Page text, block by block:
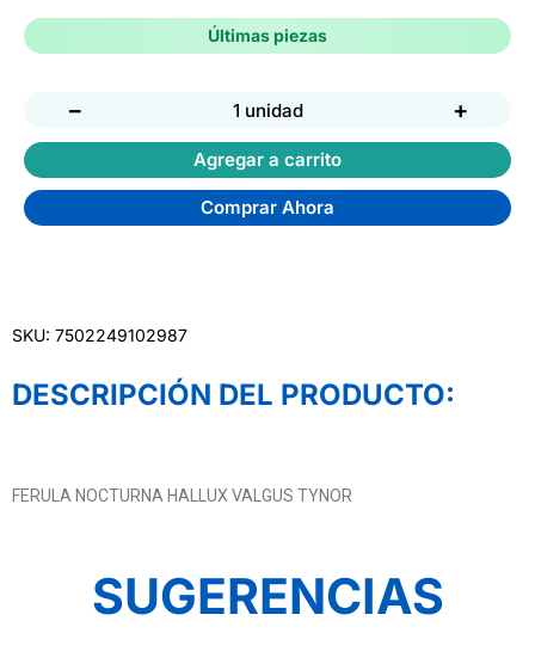
Últimas piezas
− 1 unidad +
Agregar a carrito
Comprar Ahora
SKU: 7502249102987
DESCRIPCIÓN DEL PRODUCTO:
FERULA NOCTURNA HALLUX VALGUS TYNOR
SUGERENCIAS